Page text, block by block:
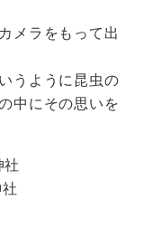
メラをもって出
うように昆虫の
中にその思いを